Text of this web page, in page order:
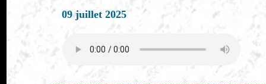
09 juillet 2025